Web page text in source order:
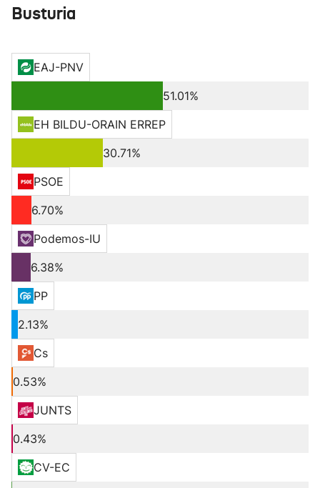
Busturia
EAJ-PNV
51.01%
EH BILDU-ORAIN ERREP
30.71%
PSOE
6.70%
Podemos-IU
6.38%
PP
2.13%
Cs
0.53%
JUNTS
0.43%
CV-EC